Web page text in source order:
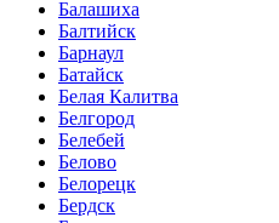
Балашиха
Балтийск
Барнаул
Батайск
Белая Калитва
Белгород
Белебей
Белово
Белорецк
Бердск